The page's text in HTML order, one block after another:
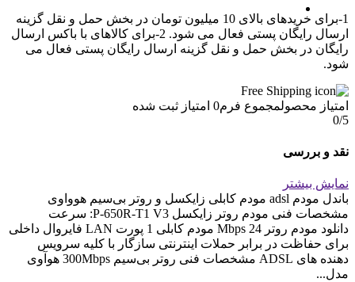
1-برای خریدهای بالای 10 میلیون تومان در بخش حمل و نقل گزینه
ارسال رایگان پستی فعال می شود. 2-برای کالاهای با باکس ارسال
رایگان در بخش حمل و نقل گزینه ارسال رایگان پستی فعال می
شود.
امتیاز محصولمجموع فرم0 امتیاز ثبت شده
0/5
نقد و بررسی
نمایش بیشتر
باندل مودم adsl مودم کابلی زایکسل و روتر بی‌سیم هوواوی
مشخصات فنی مودم روتر زایکسل P-650R-T1 V3: سرعت
دانلود مودم روتر 24 Mbps مودم کابلی 1 پورت LAN فایروال داخلی
برای حفاظت در برابر حملات اینترنتی سازگار با کلیه سرویس
دهنده های ADSL مشخصات فنی روتر بی‌سیم 300Mbps هوآوی
مدل...